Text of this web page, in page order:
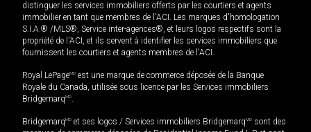
distinguer les services immobiliers offerts par les courtiers et agents
immobilier en tant que membres de l'ACI. Les marques d'homologation
S.I.A.® /MLS®, Service inter-agences®, et leurs logos respectifs sont la
propriété de l'ACI, et ils servent à identifier les services immobiliers que
fournissent les courtiers et agents membres de l'ACI.
Royal LePageMD est une marque de commerce déposée de la Banque
Royale du Canada, utilisée sous licence par les Services immobiliers
BridgemarqMD.
BridgemarqMD et ses logos / Services immobiliers BridgemarqMD sont des